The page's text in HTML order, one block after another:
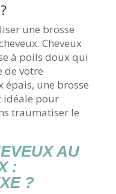
une brosse
Cheveux
à poils doux qui
de votre
épais, une brosse
idéale pour
traumatiser le
AU
:
?